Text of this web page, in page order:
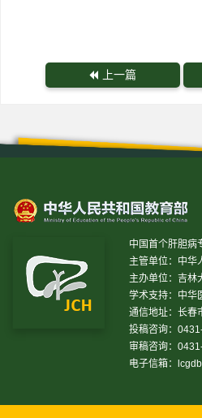
上一篇
中国首个肝胆病
主管单位：中华
主办单位：吉林
学术支持：中华
通信地址：长春
投稿咨询：
审稿咨询：
电子信箱：